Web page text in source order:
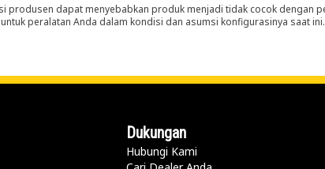
produsen dapat menyebabkan produk menjadi tidak cocok dengan
peralatan Anda dalam kondisi dan asumsi konfigurasinya saat
Dukungan
Hubungi Kami